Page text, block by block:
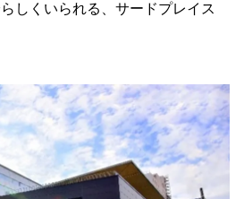
しくいられる、サードプレイス